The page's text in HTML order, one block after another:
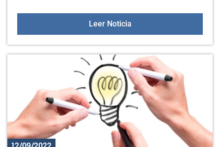
Leer NoticiaCobro impuestos sobre